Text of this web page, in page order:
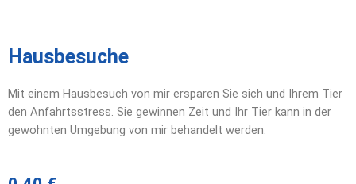
Hausbesuche
Mit einem Hausbesuch von mir ersparen Sie sich und Ihrem Tier
den Anfahrtsstress. Sie gewinnen Zeit und Ihr Tier kann in der
gewohnten Umgebung von mir behandelt werden.